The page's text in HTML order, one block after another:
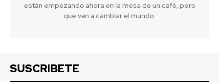
están empezando ahora en la mesa de un café, pero
que van a cambiar el mundo.
SUSCRIBETE